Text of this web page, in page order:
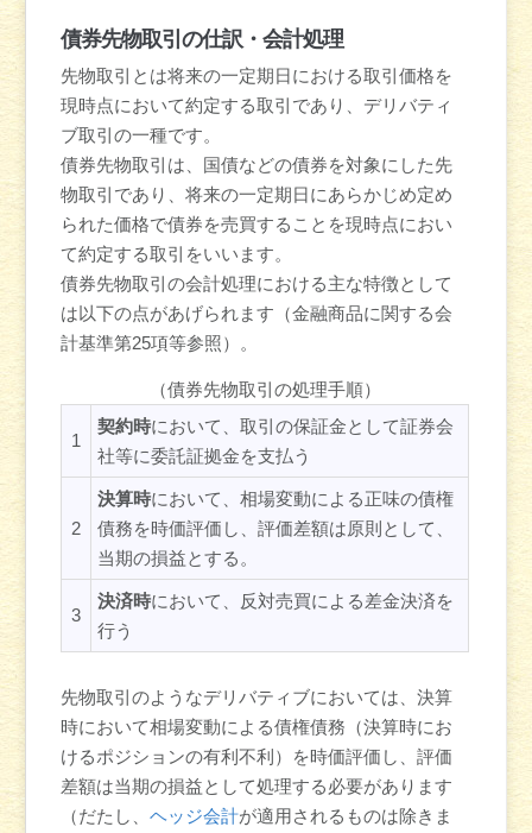
債券先物取引の仕訳・会計処理
先物取引とは将来の一定期日における取引価格を
現時点において約定する取引であり、デリバティ
ブ取引の一種です。
債券先物取引は、国債などの債券を対象にした先
物取引であり、将来の一定期日にあらかじめ定め
られた価格で債券を売買することを現時点におい
て約定する取引をいいます。
債券先物取引の会計処理における主な特徴として
は以下の点があげられます（金融商品に関する会
計基準第25項等参照）。
（債券先物取引の処理手順）
1
契約時において、取引の保証金として証券会
社等に委託証拠金を支払う
2
決算時において、相場変動による正味の債権
債務を時価評価し、評価差額は原則として、
当期の損益とする。
3
決済時において、反対売買による差金決済を
行う
先物取引のようなデリバティブにおいては、決算
時において相場変動による債権債務（決算時にお
けるポジションの有利不利）を時価評価し、評価
差額は当期の損益として処理する必要があります
（だたし、ヘッジ会計が適用されるものは除きま